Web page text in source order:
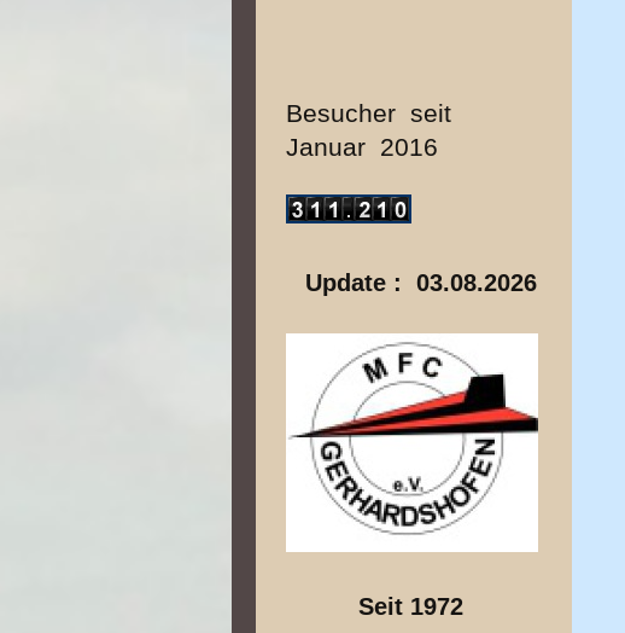
Besucher seit
Januar 2016
Update : 03.08.2026
Seit 1972